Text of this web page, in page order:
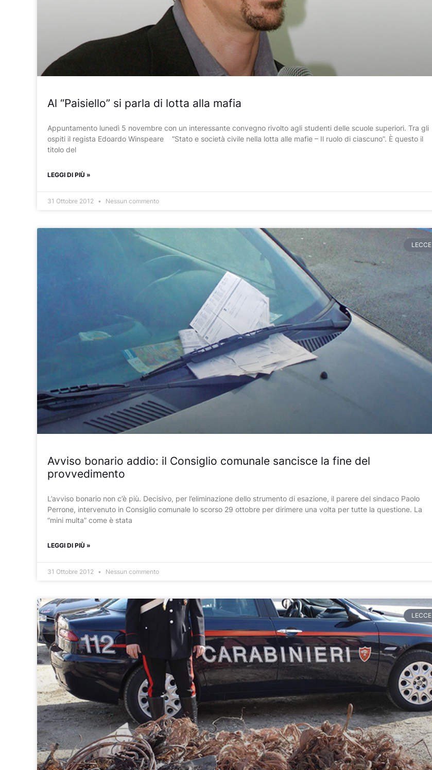
Al “Paisiello” si parla di lotta alla mafia
Appuntamento lunedì 5 novembre con un interessante convegno rivolto agli studenti delle scuole superiori. Tra gli
ospiti il regista Edoardo Winspeare “Stato e società civile nella lotta alle mafie – Il ruolo di ciascuno”. È questo il
titolo del
LEGGI DI PIÙ »
31 Ottobre 2012 Nessun commento
LECCE
Avviso bonario addio: il Consiglio comunale sancisce la fine del
provvedimento
L’avviso bonario non c’è più. Decisivo, per l’eliminazione dello strumento di esazione, il parere del sindaco Paolo
Perrone, intervenuto in Consiglio comunale lo scorso 29 ottobre per dirimere una volta per tutte la questione. La
“mini multa” come è stata
LEGGI DI PIÙ »
31 Ottobre 2012 Nessun commento
LECCE